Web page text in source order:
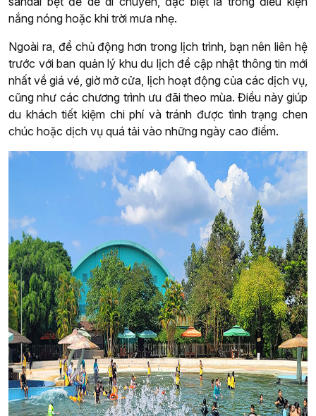
nắng nóng hoặc khi trời mưa nhẹ.
Ngoài ra, để chủ động hơn trong lịch trình, bạn nên liên hệ
trước với ban quản lý khu du lịch để cập nhật thông tin mới
nhất về giá vé, giờ mở cửa, lịch hoạt động của các dịch vụ,
cũng như các chương trình ưu đãi theo mùa. Điều này giúp
du khách tiết kiệm chi phí và tránh được tình trạng chen
chúc hoặc dịch vụ quá tải vào những ngày cao điểm.